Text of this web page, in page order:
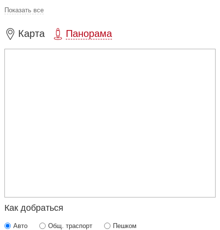
Показать все
Карта Панорама
Как добраться
Авто Общ. траспорт Пешком